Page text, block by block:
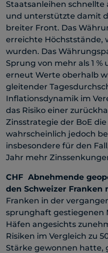
Staatsanleihen schnellte
und unterstützte damit
breiter Front. Das
erreichte Höchststände,
wurden. Das
Sprung von mehr als 1
erneut Werte oberhalb
gleitender
Inflationsdynamik im
das Risiko einer
Zinsstrategie der BoE
wahrscheinlich jedoch
insbesondere für den
Jahr mehr
CHF Abnehmende
den Schweizer Franken
Franken in der
sprunghaft gestiegenen
Häfen angesichts
Risiken im Vergleich zu
Stärke gewonnen hatte,